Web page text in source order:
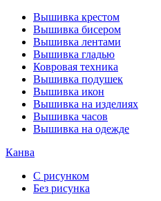
Вышивка крестом
Вышивка бисером
Вышивка лентами
Вышивка гладью
Ковровая техника
Вышивка подушек
Вышивка икон
Вышивка на изделиях
Вышивка часов
Вышивка на одежде
Канва
С рисунком
Без рисунка